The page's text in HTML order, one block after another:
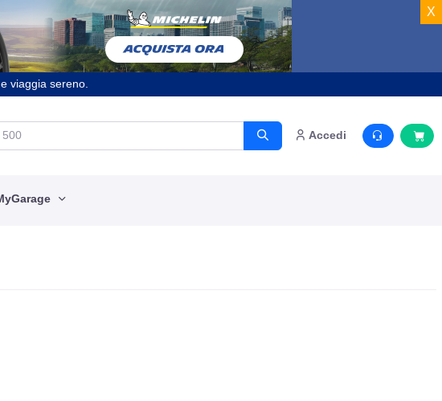
X
viaggia sereno.
Accedi